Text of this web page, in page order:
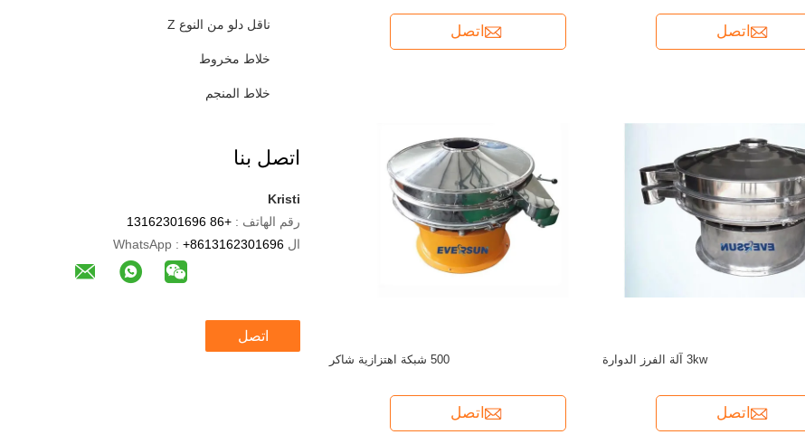
ناقل دلو من النوع Z
خلاط مخروط
خلاط المنجم
اتصل بنا
Kristi
رقم الهاتف : +86 13162301696
ال WhatsApp : +8613162301696
اتصل
اتصل اتصل
500 شبكة اهتزازية شاكر
اتصل
3kw آلة الفرز الدوارة
اتصل